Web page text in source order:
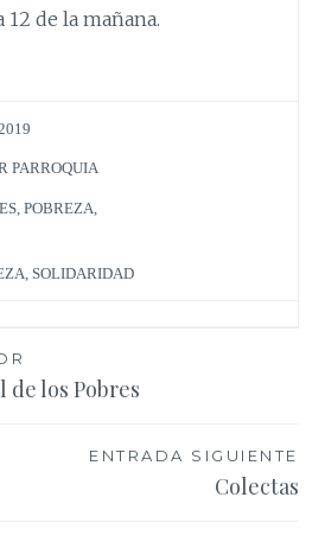
12 de la mañana.
PARROQUIA
,POBREZA
SOLIDARIDAD
de los Pobres
ENTRADA SIGUIENTE
Colectas